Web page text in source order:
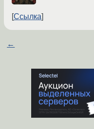
Ссылка
←